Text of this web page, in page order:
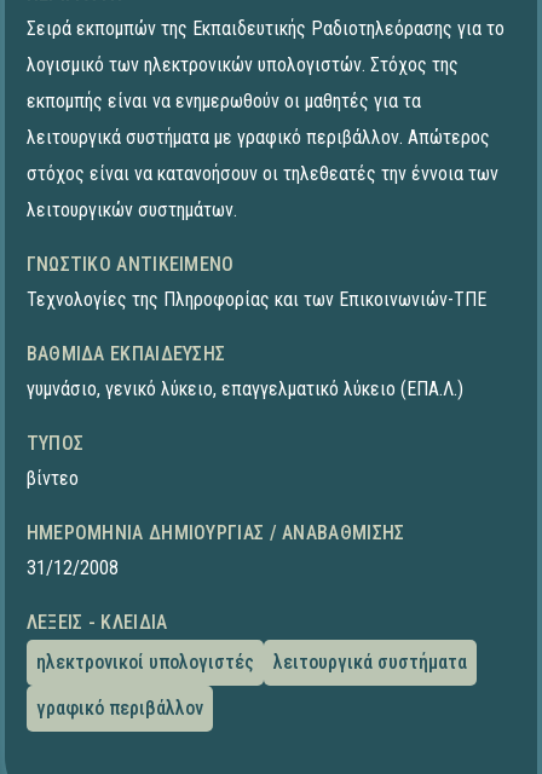
Σειρά εκπομπών της Εκπαιδευτικής Ραδιοτηλεόρασης για το
λογισμικό των ηλεκτρονικών υπολογιστών. Στόχος της
εκπομπής είναι να ενημερωθούν οι μαθητές για τα
λειτουργικά συστήματα με γραφικό περιβάλλον. Απώτερος
στόχος είναι να κατανοήσουν οι τηλεθεατές την έννοια των
λειτουργικών συστημάτων.
ΓΝΩΣΤΙΚΌ ΑΝΤΙΚΕΊΜΕΝΟ
Τεχνολογίες της Πληροφορίας και των Επικοινωνιών-ΤΠΕ
ΒΑΘΜΊΔΑ ΕΚΠΑΊΔΕΥΣΗΣ
γυμνάσιο, γενικό λύκειο, επαγγελματικό λύκειο (ΕΠΑ.Λ.)
ΤΎΠΟΣ
βίντεο
ΗΜΕΡΟΜΗΝΊΑ ΔΗΜΙΟΥΡΓΊΑΣ / ΑΝΑΒΆΘΜΙΣΗΣ
31/12/2008
ΛΈΞΕΙΣ - ΚΛΕΙΔΙΆ
ηλεκτρονικοί υπολογιστές
λειτουργικά συστήματα
γραφικό περιβάλλον